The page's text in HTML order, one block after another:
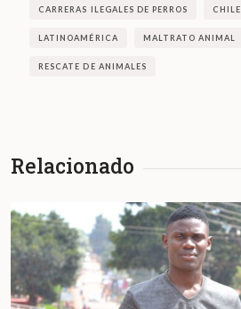
CARRERAS ILEGALES DE PERROS CHILE
LATINOAMÉRICA MALTRATO ANIMAL
RESCATE DE ANIMALES
Relacionado